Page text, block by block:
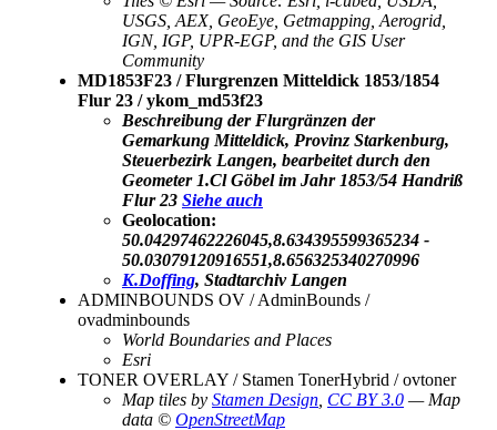
USGS, AEX, GeoEye, Getmapping, Aerogrid,
IGN, IGP, UPR-EGP, and the GIS User
Community
MD1853F23 / Flurgrenzen Mitteldick 1853/1854
Flur 23 / ykom_md53f23
Beschreibung der Flurgränzen der
Gemarkung Mitteldick, Provinz Starkenburg,
Steuerbezirk Langen, bearbeitet durch den
Geometer 1.Cl Göbel im Jahr 1853/54 Handriß
Flur 23 Siehe auch
Geolocation:
50.04297462226045,8.634395599365234 -
50.03079120916551,8.656325340270996
K.Doffing, Stadtarchiv Langen
ADMINBOUNDS OV / AdminBounds /
ovadminbounds
World Boundaries and Places
Esri
TONER OVERLAY / Stamen TonerHybrid / ovtoner
Map tiles by Stamen Design CC BY 3.0 — Map
data © OpenStreetMap